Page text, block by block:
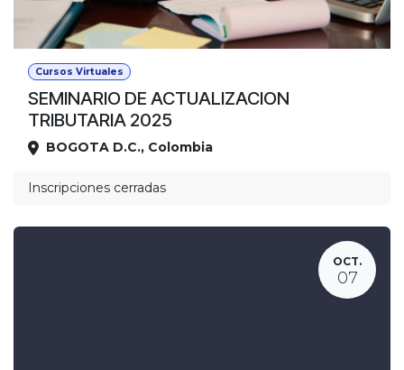
Cursos Virtuales
SEMINARIO DE ACTUALIZACION
TRIBUTARIA 2025
Ubicación
BOGOTA D.C., Colombia
Inscripciones cerradas
OCT.
07